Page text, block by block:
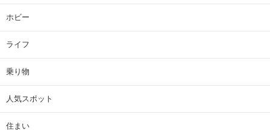
ホビー
ライフ
乗り物
人気スポット
住まい